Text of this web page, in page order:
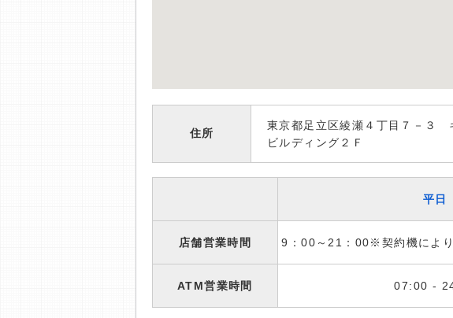
住所
東京都足立区綾瀬４丁目７－３
ビルディング２Ｆ
平日
店舗営業時間 9：00～21：00※契約機により
ATM営業時間 07:00 -